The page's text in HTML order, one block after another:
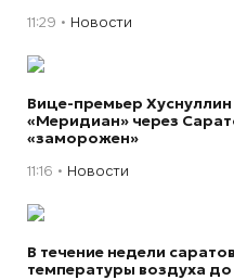
11:29 Новости
Вице-премьер
«Меридиан» через
«заморожен»
11:16 Новости
В течение недели
температуры воздуха